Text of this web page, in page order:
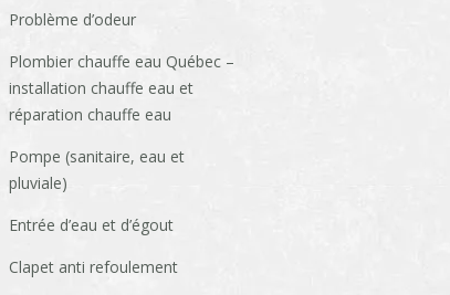
Problème d’odeur
Plombier chauffe eau Québec –
installation chauffe eau et
réparation chauffe eau
Pompe (sanitaire, eau et
pluviale)
Entrée d’eau et d’égout
Clapet anti refoulement